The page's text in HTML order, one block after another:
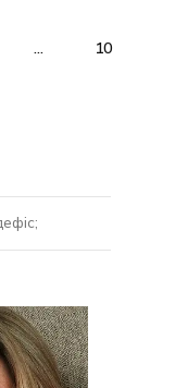
… СТОРІНКУ
10